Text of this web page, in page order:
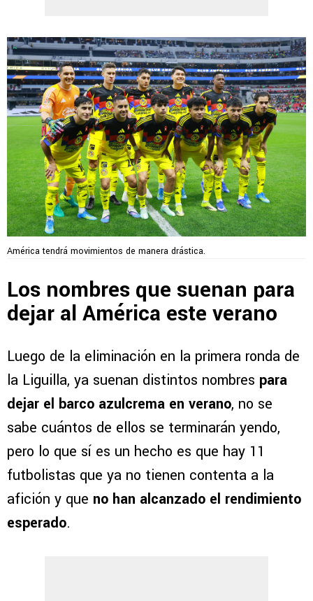
América tendrá movimientos de manera drástica.
Los nombres que suenan para
dejar al América este verano
Luego de la eliminación en la primera ronda de
la Liguilla, ya suenan distintos nombres para
dejar el barco azulcrema en verano, no se
sabe cuántos de ellos se terminarán yendo,
pero lo que sí es un hecho es que hay 11
futbolistas que ya no tienen contenta a la
afición y que no han alcanzado el rendimiento
esperado.